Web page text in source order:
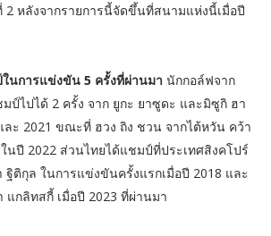
2 หลังจากรายการนี้จัดขึ้นที่สนามแห่งนี้เมื่อปี
นการแข่งขัน 5 ครั้งที่ผ่านมา นักกอล์ฟจาก
ป์ไปได้ 2 ครั้ง จาก ยูกะ ยาซูดะ และมิซูกิ ฮา
ะ 2021 ขณะที่ ฮวง ถิง ชวน จากไต้หวัน คว้า
นปี 2022 ส่วนไทยได้แชมป์ที่ประเทศสิงคโปร์
ฐิติกุล ในการแข่งขันครั้งแรกเมื่อปี 2018 และ
แกลิทสกี้ เมื่อปี 2023 ที่ผ่านมา